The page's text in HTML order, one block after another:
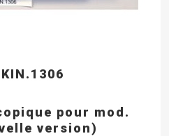
pour mod.
version)